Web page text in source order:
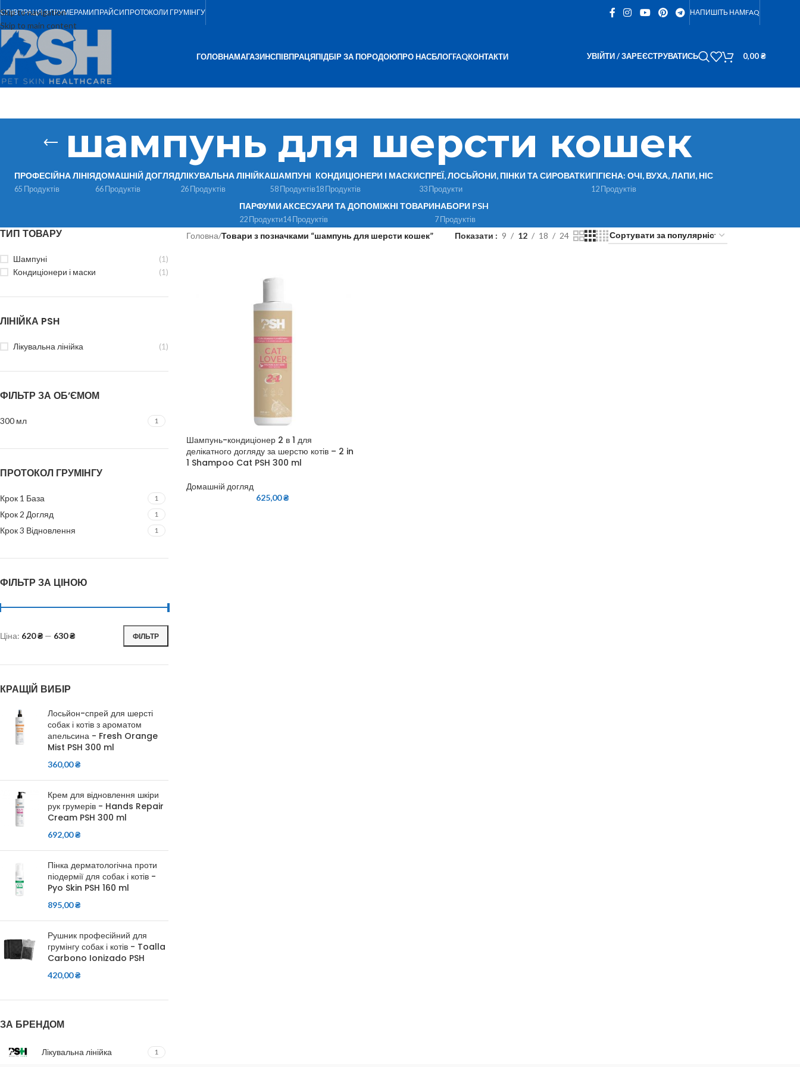
Skip to navigation
Skip to main content
СПІВПРАЦЯ З ГРУМЕРАМИПРАЙСИПРОТОКОЛИ ГРУМІНГУ НАПИШІТЬ НАМFAQ
ГОЛОВНАМАГАЗИНСПІВПРАЦЯПІДБІР ЗА ПОРОДОЮПРО НАСБЛОГFAQКОНТАКТИ УВІЙТИ / ЗАРЕЄСТРУВАТИСЬ 0,00₴
шампунь для шерсти кошек
ПРОФЕСІЙНА ЛІНІЯ
65 Продуктів
ДОМАШНІЙ ДОГЛЯД
66 Продуктів
ЛІКУВАЛЬНА ЛІНІЙКА
26 Продуктів
ШАМПУНІ
58 Продуктів
КОНДИЦІОНЕРИ І МАСКИ
18 Продуктів
СПРЕЇ, ЛОСЬЙОНИ, ПІНКИ ТА СИРОВАТКИ
33 Продукти
ГІГІЄНА: ОЧІ, ВУХА, ЛАПИ, НІС
12 Продуктів
ПАРФУМИ
22 Продукти
АКСЕСУАРИ ТА ДОПОМІЖНІ ТОВАРИ
14 Продуктів
НАБОРИ PSH
7 Продуктів
ТИП ТОВАРУ
Шампуні
(1)
Кондиціонери і маски
(1)
ЛІНІЙКА PSH
Лікувальна лінійка (1)
ФІЛЬТР ЗА ОБ’ЄМОМ
300 мл 1
ПРОТОКОЛ ГРУМІНГУ
Крок 1 База 1
Крок 2 Догляд 1
Крок 3 Відновлення 1
ФІЛЬТР ЗА ЦІНОЮ
ФІЛЬТР
Ціна: 620 ₴ — 630 ₴
КРАЩІЙ ВИБІР
Лосьйон-спрей для шерсті
собак і котів з ароматом
апельсина - Fresh Orange
Mist PSH 300 ml
360,00₴
Крем для відновлення шкіри
рук грумерів - Hands Repair
Cream PSH 300 ml
692,00₴
Пінка дерматологічна проти
піодермії для собак і котів -
Pyo Skin PSH 160 ml
895,00₴
Рушник професійний для
грумінгу собак і котів - Toalla
Carbono Ionizado PSH
420,00₴
ЗА БРЕНДОМ
Лікувальна лінійка 1
Головна/Товари з позначками “шампунь для шерсти кошек” Показати 9 12 18 24
Шампунь-кондиціонер 2 в 1 для
делікатного догляду за шерстю котів – 2 in
1 Shampoo Cat PSH 300 ml
Домашній догляд
625,00₴